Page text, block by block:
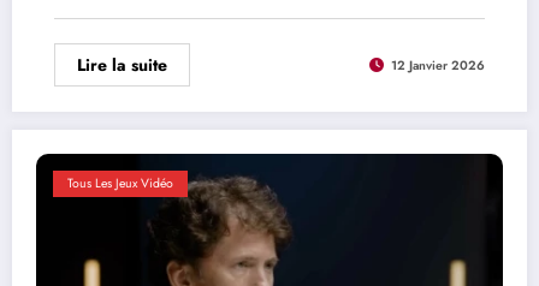
Lire la suite 12 Janvier 2026
Tous Les Jeux Vidéo